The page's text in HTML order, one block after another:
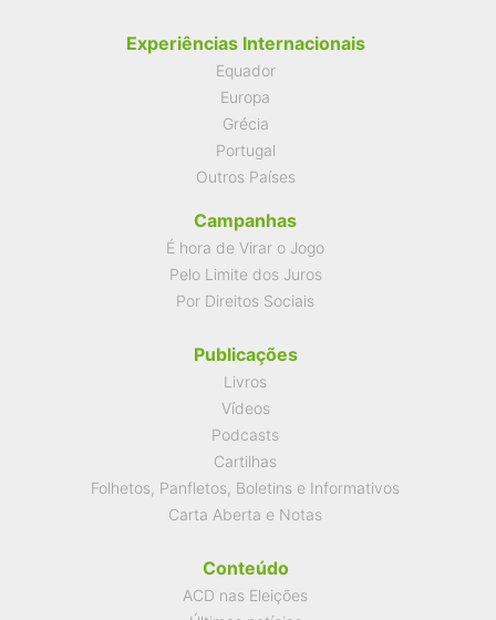
Experiências Internacionais
Equador
Europa
Grécia
Portugal
Outros Países
Campanhas
É hora de Virar o Jogo
Pelo Limite dos Juros
Por Direitos Sociais
Publicações
Livros
Vídeos
Podcasts
Cartilhas
Folhetos, Panfletos, Boletins e Informativos
Carta Aberta e Notas
Conteúdo
ACD nas Eleições